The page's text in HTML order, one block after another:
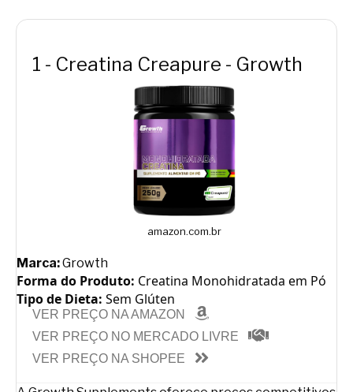
1 - Creatina Creapure - Growth
amazon.com.br
Marca:Growth
Forma do Produto: Creatina Monohidratada em Pó
Tipo de Dieta: Sem Glúten
VER PREÇO NA AMAZON
VER PREÇO NO MERCADO LIVRE
VER PREÇO NA SHOPEE